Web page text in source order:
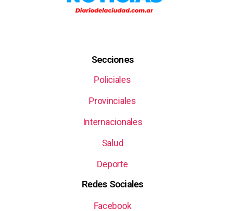
Secciones
Policiales
Provinciales
Internacionales
Salud
Deporte
Redes Sociales
Facebook